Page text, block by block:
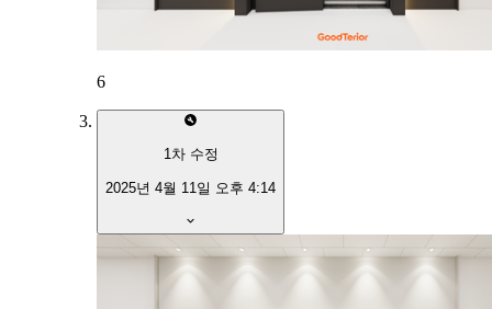
6
1차 수정
2025년 4월 11일 오후 4:14